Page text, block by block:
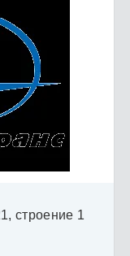
строение 1